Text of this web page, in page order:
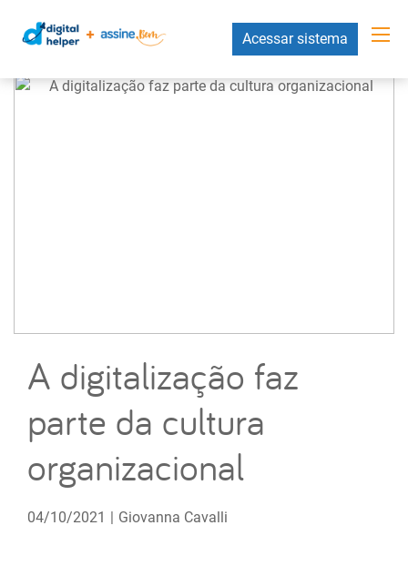
Acessar sistema
A digitalização faz
parte da cultura
organizacional
04/10/2021 | Giovanna Cavalli